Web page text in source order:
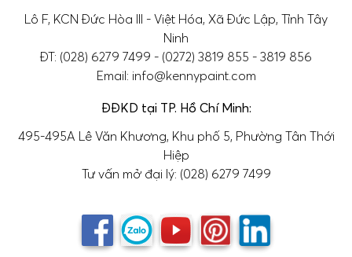
Lô F, KCN Đức Hòa III - Việt Hóa, Xã Đức Lập, Tỉnh Tây
Ninh
ĐT: (028) 6279 7499 - (0272) 3819 855 - 3819 856
Email: info@kennypaint.com
ĐĐKD tại TP. Hồ Chí Minh:
495-495A Lê Văn Khương, Khu phố 5, Phường Tân Thới
Hiệp
Tư vấn mở đại lý: (028) 6279 7499